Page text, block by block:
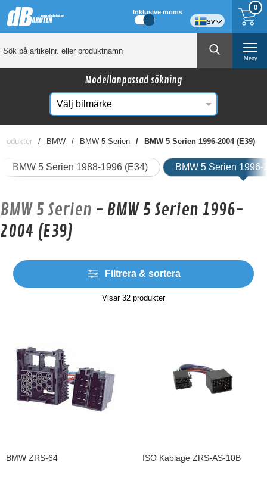
0
Inklusive moms
sv
Meny
Modellanpassad sökning
BMW BMW 5 Serien BMW 5 Serien 1996-2004 (E39)
BMW 5 Serien 1988-1996 (E34) BMW 5 Serien 1996-
BMW 5 Serien - BMW 5 Serien 1996-
2004 (E39)
Filtrera & sortera
Visar 32 produkter
BMW ZRS-64 ISO Kablage ZRS-AS-10B